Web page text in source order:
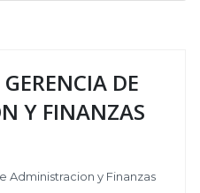
DE
Y FINANZAS
Administracion y Finanzas